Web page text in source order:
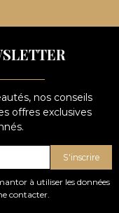
nos conseils
offres exclusives
S'inscrire
à utiliser les données
contacter.